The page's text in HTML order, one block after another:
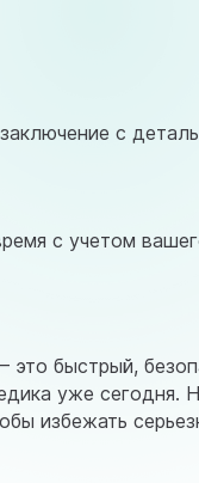
с
с учетом
это быстрый,
уже
избежать